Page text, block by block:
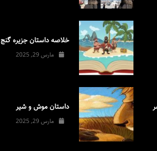
خلاصه داستان جزیره گنج
مارس 29, 2025
داستان موش و شیر
مارس 29, 2025